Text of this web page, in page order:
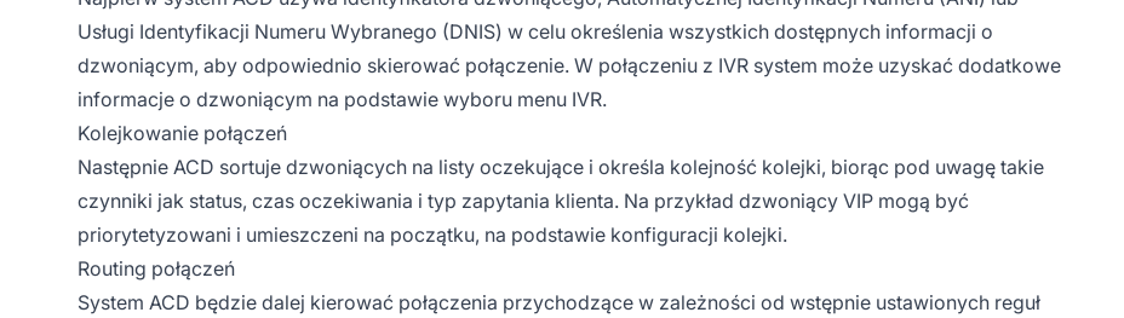
Usługi Identyfikacji Numeru Wybranego (DNIS) w celu określenia wszystkich dostępnych informacji o
dzwoniącym, aby odpowiednio skierować połączenie. W połączeniu z IVR system może uzyskać dodatkowe
informacje o dzwoniącym na podstawie wyboru menu IVR.
Kolejkowanie połączeń
Następnie ACD sortuje dzwoniących na listy oczekujące i określa kolejność kolejki, biorąc pod uwagę takie
czynniki jak status, czas oczekiwania i typ zapytania klienta. Na przykład dzwoniący VIP mogą być
priorytetyzowani i umieszczeni na początku, na podstawie konfiguracji kolejki.
Routing połączeń
System ACD będzie dalej kierować połączenia przychodzące w zależności od wstępnie ustawionych reguł